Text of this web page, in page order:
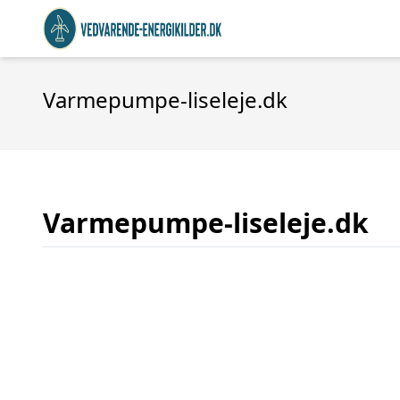
Varmepumpe-liseleje.dk
Varmepumpe-liseleje.dk